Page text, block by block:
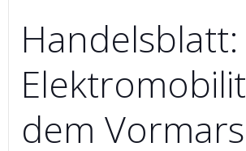
Handelsblatt:
dem